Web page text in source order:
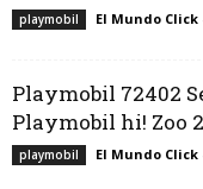
playmobil El Mundo Click
Playmobil 72402
Playmobil hi! Zoo
playmobil El Mundo Click